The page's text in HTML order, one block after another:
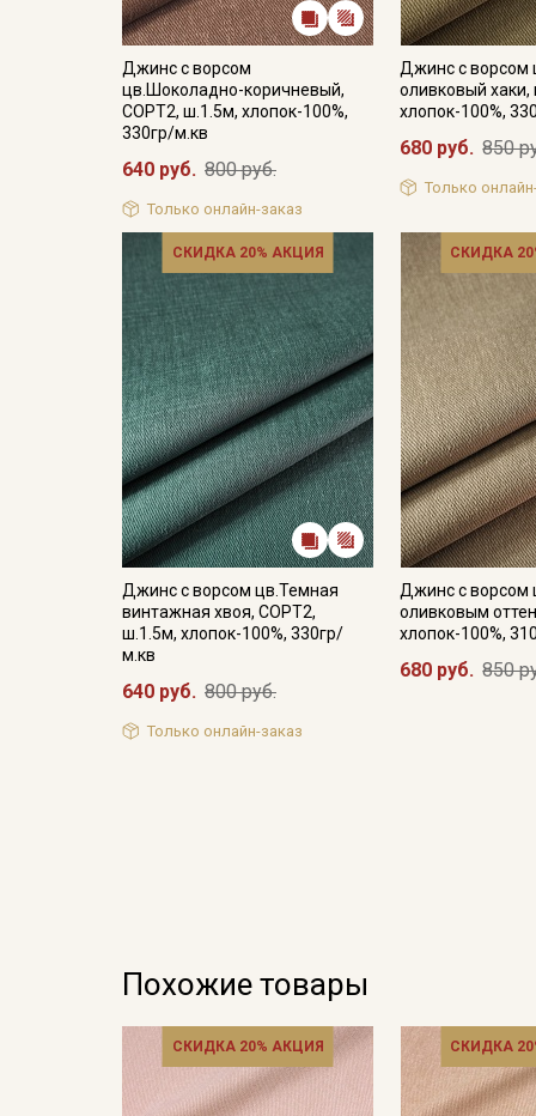
Джинс с ворсом
цв.Шоколадно-коричневый,
СОРТ2, ш.1.5м, хлопок-100%,
330гр/м.кв
640 руб. 800 руб.
Только онлайн-заказ
Джинс с ворсом
оливковый
хлопок-100%,
680 руб. 850
Только
СКИДКА 20% АКЦИЯ
Джинс с ворсом цв.Темная
винтажная хвоя, СОРТ2,
ш.1.5м, хлопок-100%, 330гр/
м.кв
640 руб. 800 руб.
Только онлайн-заказ
СКИДКА
Джинс с ворсом
оливковым
хлопок-100%,
680 руб. 850
Похожие товары
СКИДКА 20% АКЦИЯ СКИДКА